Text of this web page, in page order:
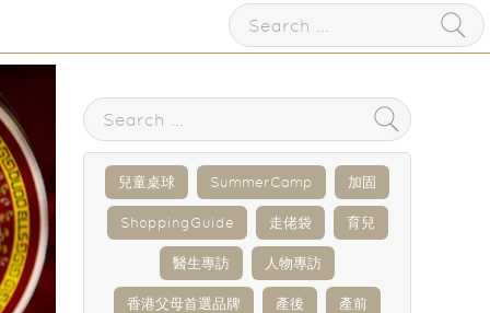
兒童桌球 SummerCamp 加固
ShoppingGuide 走佬袋 育兒
醫生專訪 人物專訪
香港父母首選品牌 產後 產前